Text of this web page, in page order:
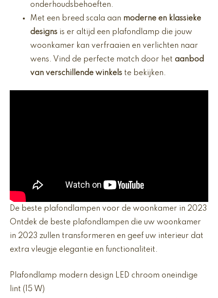
onderhoudsbehoeften.
Met een breed scala aan moderne en klassieke
designs is er altijd een plafondlamp die jouw
woonkamer kan verfraaien en verlichten naar
wens. Vind de perfecte match door het aanbod
van verschillende winkels te bekijken.
De beste plafondlampen voor de woonkamer in 2023
Ontdek de beste plafondlampen die uw woonkamer
in 2023 zullen transformeren en geef uw interieur dat
extra vleugje elegantie en functionaliteit.
Plafondlamp modern design LED chroom oneindige
lint (15 W)